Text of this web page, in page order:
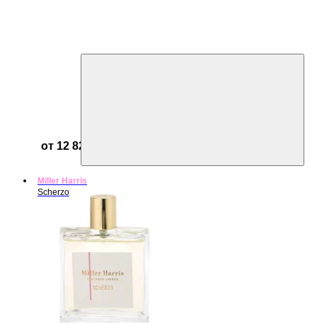
от 12 821 ₽
Miller Harris
Scherzo